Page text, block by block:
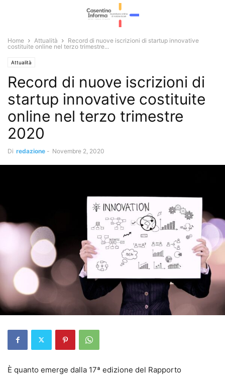
Home Attualità
Record di nuove iscrizioni di startup innovative
costituite online nel terzo trimestre...
Attualità
Record di nuove iscrizioni di
startup innovative costituite
online nel terzo trimestre
2020
Di redazione - Novembre 2, 2020
È quanto emerge dalla 17ª edizione del Rapporto